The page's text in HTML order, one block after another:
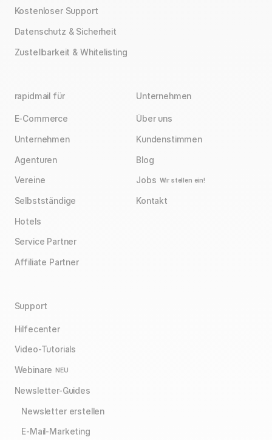
Kostenloser Support
Datenschutz & Sicherheit
Zustellbarkeit & Whitelisting
rapidmail für
E-Commerce
Unternehmen
Agenturen
Vereine
Selbstständige
Hotels
Service Partner
Affiliate Partner
Unternehmen
Über uns
Kundenstimmen
Blog
Jobs Wir stellen ein!
Kontakt
Support
Hilfecenter
Video-Tutorials
Webinare NEU
Newsletter-Guides
Newsletter erstellen
E-Mail-Marketing